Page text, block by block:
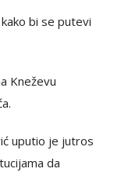
bi se putevi
Kneževu
uputio je jutros
da